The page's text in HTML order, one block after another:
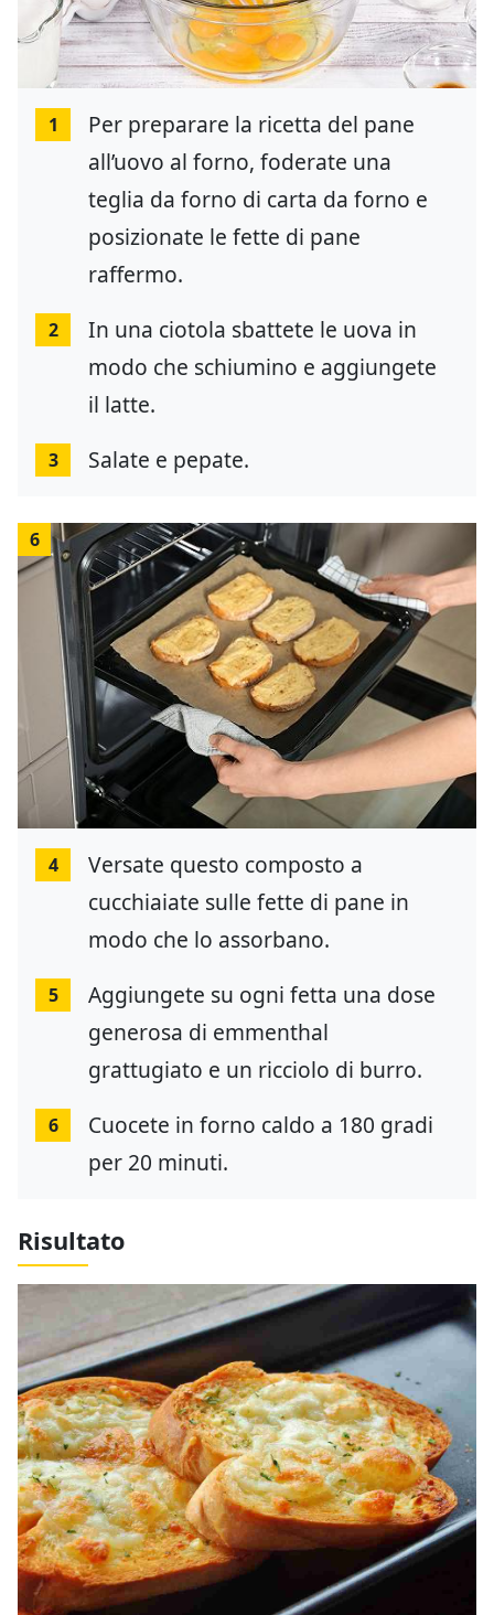
1
Per preparare la ricetta del pane
all’uovo al forno, foderate una
teglia da forno di carta da forno e
posizionate le fette di pane
raffermo.
2
In una ciotola sbattete le uova in
modo che schiumino e aggiungete
il latte.
3 Salate e pepate.
6
4
Versate questo composto a
cucchiaiate sulle fette di pane in
modo che lo assorbano.
5
Aggiungete su ogni fetta una dose
generosa di emmenthal
grattugiato e un ricciolo di burro.
6
Cuocete in forno caldo a 180 gradi
per 20 minuti.
Risultato